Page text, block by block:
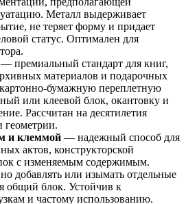
Металл выдерживает
не теряет форму и придает
статус. Оптимален для
— премиальный стандарт для книг,
материалов и подарочных
бумажную переплетную
или клеевой блок, окантовку и
Рассчитан на десятилетия
геометрии.
и клеммой — надежный способ для
актов, конструкторской
с изменяемым содержимым.
добавлять или изымать отдельные
общий блок. Устойчив к
и частому использованию.